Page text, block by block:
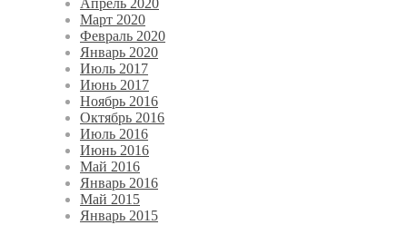
Апрель 2020
Март 2020
Февраль 2020
Январь 2020
Июль 2017
Июнь 2017
Ноябрь 2016
Октябрь 2016
Июль 2016
Июнь 2016
Май 2016
Январь 2016
Май 2015
Январь 2015